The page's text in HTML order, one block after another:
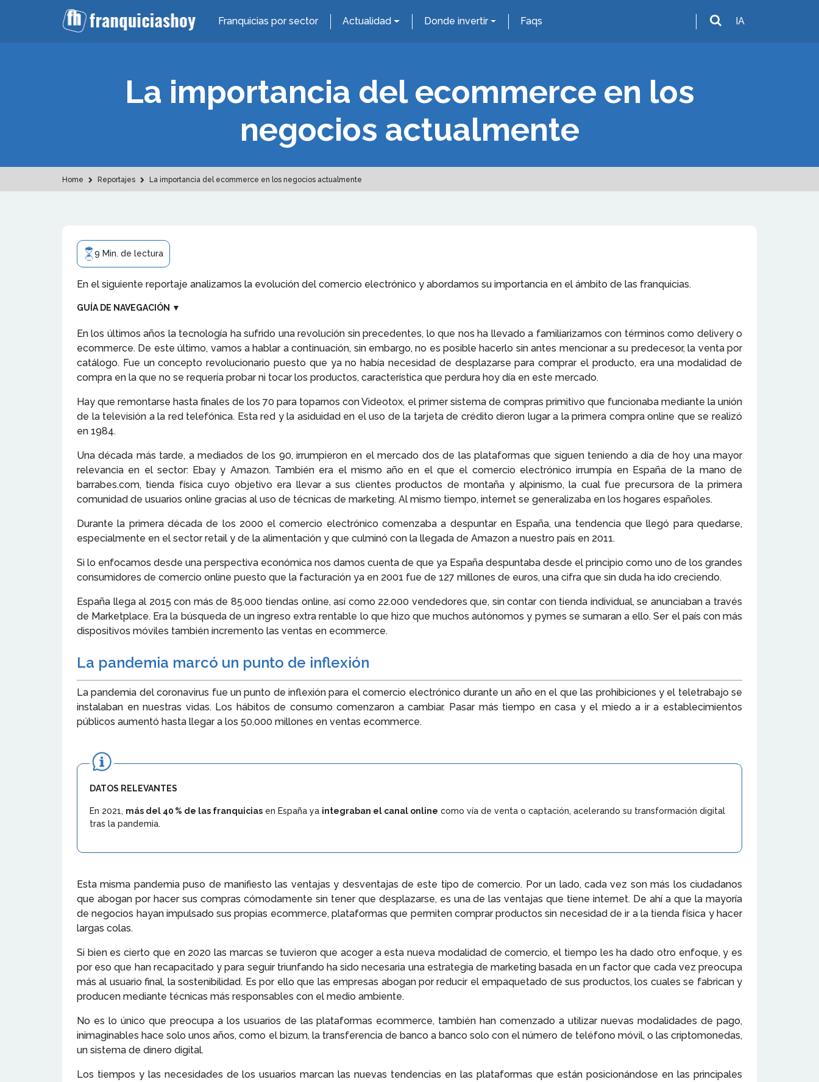
Franquicias por sector Actualidad Donde invertir Faqs IA
La importancia del ecommerce en los
negocios actualmente
Home Reportajes La importancia del ecommerce en los negocios actualmente
9 Min. de lectura
En el siguiente reportaje analizamos la evolución del comercio electrónico y abordamos su importancia en el ámbito de las franquicias.
GUÍA DE NAVEGACIÓN ▼
En los últimos años la tecnología ha sufrido una revolución sin precedentes, lo que nos ha llevado a familiarizarnos con términos como delivery o
ecommerce. De este último, vamos a hablar a continuación, sin embargo, no es posible hacerlo sin antes mencionar a su predecesor, la venta por
catálogo. Fue un concepto revolucionario puesto que ya no había necesidad de desplazarse para comprar el producto, era una modalidad de
compra en la que no se requería probar ni tocar los productos, característica que perdura hoy día en este mercado.
Hay que remontarse hasta finales de los 70 para toparnos con Videotox, el primer sistema de compras primitivo que funcionaba mediante la unión
de la televisión a la red telefónica. Esta red y la asiduidad en el uso de la tarjeta de crédito dieron lugar a la primera compra online que se realizó
en 1984.
Una década más tarde, a mediados de los 90, irrumpieron en el mercado dos de las plataformas que siguen teniendo a día de hoy una mayor
relevancia en el sector: Ebay y Amazon. También era el mismo año en el que el comercio electrónico irrumpía en España de la mano de
barrabes.com, tienda física cuyo objetivo era llevar a sus clientes productos de montaña y alpinismo, la cual fue precursora de la primera
comunidad de usuarios online gracias al uso de técnicas de marketing. Al mismo tiempo, internet se generalizaba en los hogares españoles.
Durante la primera década de los 2000 el comercio electrónico comenzaba a despuntar en España, una tendencia que llegó para quedarse,
especialmente en el sector retail y de la alimentación y que culminó con la llegada de Amazon a nuestro país en 2011.
Si lo enfocamos desde una perspectiva económica nos damos cuenta de que ya España despuntaba desde el principio como uno de los grandes
consumidores de comercio online puesto que la facturación ya en 2001 fue de 127 millones de euros, una cifra que sin duda ha ido creciendo.
España llega al 2015 con más de 85.000 tiendas online, así como 22.000 vendedores que, sin contar con tienda individual, se anunciaban a través
de Marketplace. Era la búsqueda de un ingreso extra rentable lo que hizo que muchos autónomos y pymes se sumaran a ello. Ser el país con más
dispositivos móviles también incremento las ventas en ecommerce.
La pandemia marcó un punto de inflexión
La pandemia del coronavirus fue un punto de inflexión para el comercio electrónico durante un año en el que las prohibiciones y el teletrabajo se
instalaban en nuestras vidas. Los hábitos de consumo comenzaron a cambiar. Pasar más tiempo en casa y el miedo a ir a establecimientos
públicos aumentó hasta llegar a los 50.000 millones en ventas ecommerce.
DATOS RELEVANTES
En 2021, más del 40 % de las franquicias en España ya integraban el canal online como vía de venta o captación, acelerando su transformación digital
tras la pandemia.
Esta misma pandemia puso de manifiesto las ventajas y desventajas de este tipo de comercio. Por un lado, cada vez son más los ciudadanos
que abogan por hacer sus compras cómodamente sin tener que desplazarse, es una de las ventajas que tiene internet. De ahí a que la mayoría
de negocios hayan impulsado sus propias ecommerce, plataformas que permiten comprar productos sin necesidad de ir a la tienda física y hacer
largas colas.
Si bien es cierto que en 2020 las marcas se tuvieron que acoger a esta nueva modalidad de comercio, el tiempo les ha dado otro enfoque, y es
por eso que han recapacitado y para seguir triunfando ha sido necesaria una estrategia de marketing basada en un factor que cada vez preocupa
más al usuario final, la sostenibilidad. Es por ello que las empresas abogan por reducir el empaquetado de sus productos, los cuales se fabrican y
producen mediante técnicas más responsables con el medio ambiente.
No es lo único que preocupa a los usuarios de las plataformas ecommerce, también han comenzado a utilizar nuevas modalidades de pago,
inimaginables hace solo unos años, como el bizum, la transferencia de banco a banco solo con el número de teléfono móvil, o las criptomonedas,
un sistema de dinero digital.
Los tiempos y las necesidades de los usuarios marcan las nuevas tendencias en las plataformas que están posicionándose en las principales